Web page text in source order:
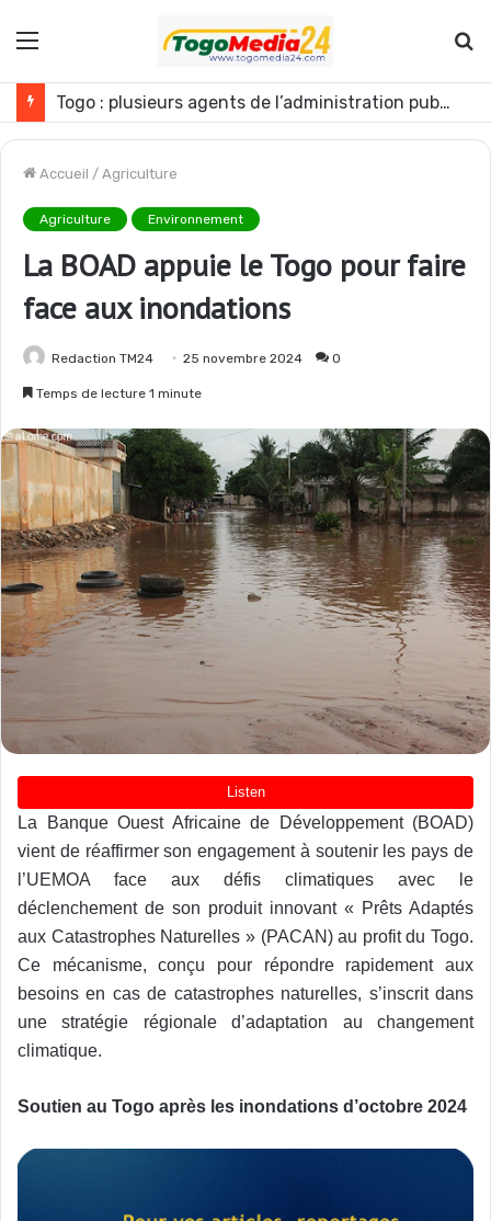
Menu
Togo : Énergies renouvelables, les médias appelés à devenir des acteurs du changement
Accueil / Agriculture
Agriculture Environnement
La BOAD appuie le Togo pour faire
face aux inondations
Redaction TM24 25 novembre 2024 0
Temps de lecture 1 minute
La Banque Ouest Africaine de Développement (BOAD)
vient de réaffirmer son engagement à soutenir les pays de
l’UEMOA face aux défis climatiques avec le
déclenchement de son produit innovant « Prêts Adaptés
aux Catastrophes Naturelles » (PACAN) au profit du Togo.
Ce mécanisme, conçu pour répondre rapidement aux
besoins en cas de catastrophes naturelles, s’inscrit dans
une stratégie régionale d’adaptation au changement
climatique.
Soutien au Togo après les inondations d’octobre 2024